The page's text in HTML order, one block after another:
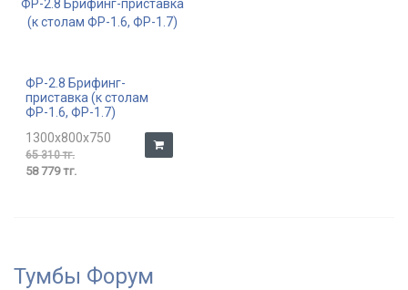
ФР-2.8 Брифинг-
приставка (к столам
ФР-1.6, ФР-1.7)
1300x800x750
65 310 тг.
58 779 тг.
Тумбы Форум